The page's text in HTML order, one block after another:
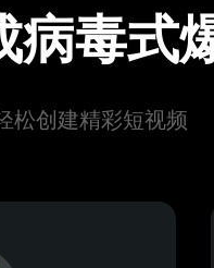
病毒式
松创建精彩短视频